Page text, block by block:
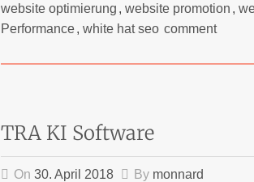
website optimierung ,website promotion ,
Performance,white hat seo comment
TRA KI Software
On30. April 2018 By monnard